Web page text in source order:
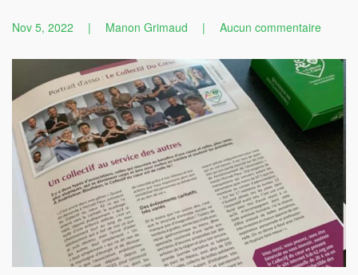
Nov 5, 2022 | Manon Grimaud | Aucun commentairesur
parle
de
nous
dans
l’Envol,